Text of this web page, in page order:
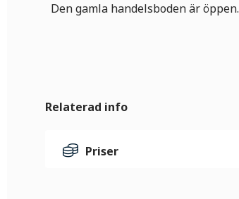
Den gamla handelsboden är öppen.
Relaterad info
Priser